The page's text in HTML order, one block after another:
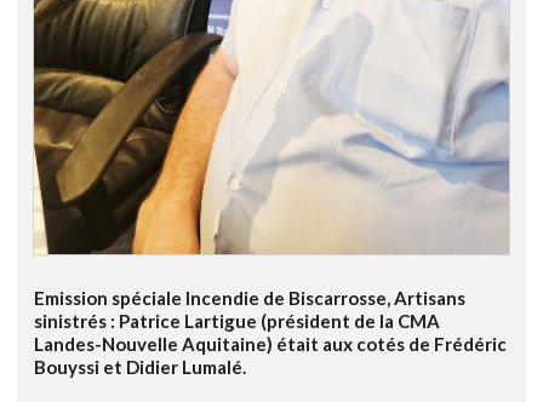
Emission spéciale Incendie de Biscarrosse, Artisans
sinistrés : Patrice Lartigue (président de la CMA
Landes-Nouvelle Aquitaine) était aux cotés de Frédéric
Bouyssi et Didier Lumalé.